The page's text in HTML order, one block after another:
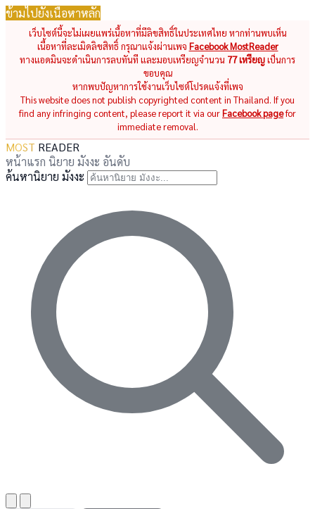
ข้ามไปยังเนื้อหาหลัก
เว็บไซต์นี้จะไม่เผยแพร่เนื้อหาที่มีลิขสิทธิ์ในประเทศไทย หากท่านพบเห็น
เนื้อหาที่ละเมิดลิขสิทธิ์ กรุณาแจ้งผ่านเพจ Facebook MostReader
ทางแอดมินจะดำเนินการลบทันที และมอบเหรียญจำนวน 77 เหรียญเป็นการ
ขอบคุณ
หากพบปัญหาการใช้งานเว็บไซต์โปรดแจ้งที่เพจ
This website does not publish copyrighted content in Thailand. If you
find any infringing content, please report it via ourFacebook pagefor
immediate removal.
MOST READER
หน้าแรก นิยาย มังงะ อันดับ
ค้นหานิยาย มังงะ